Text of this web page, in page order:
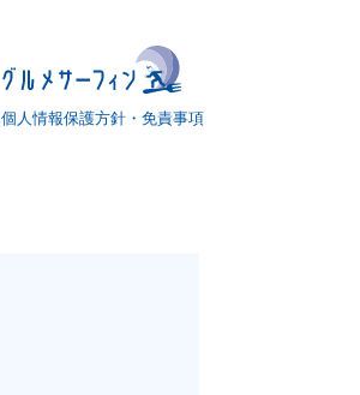
個人情報保護方針・免責事項